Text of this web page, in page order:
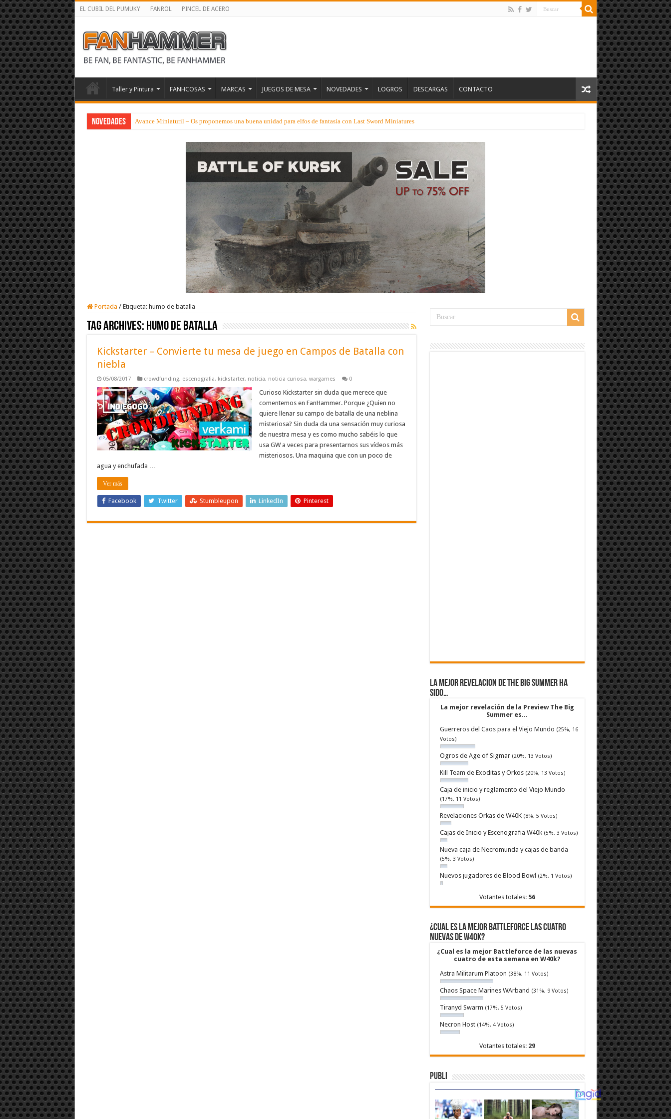
EL CUBIL DEL PUMUKY FANROL PINCEL DE ACERO
Taller y Pintura FANHCOSAS MARCAS JUEGOS DE MESA NOVEDADES LOGROS DESCARGAS CONTACTO
NOVEDADES Avance Miniaturil – Os proponemos una buena unidad para elfos de fantasía con Last Sword Miniatures
Portada / Etiqueta: humo de batalla
Tag Archives: humo de batalla
Kickstarter – Convierte tu mesa de juego en Campos de Batalla con
niebla
05/08/2017 crowdfunding, escenografia, kickstarter, noticia, noticia curiosa, wargames 0
Curioso Kickstarter sin duda que merece que
comentemos en FanHammer. Porque ¿Quien no
quiere llenar su campo de batalla de una neblina
misteriosa? Sin duda da una sensación muy curiosa
de nuestra mesa y es como mucho sabéis lo que
usa GW a veces para presentarnos sus vídeos más
misteriosos. Una maquina que con un poco de
agua y enchufada …
Ver más
Facebook Twitter Stumbleupon LinkedIn Pinterest
La mejor revelacion de The Big Summer ha
sido…
La mejor revelación de la Preview The Big
Summer es...
Guerreros del Caos para el Viejo Mundo (25%, 16
Votos)
Ogros de Age of Sigmar (20%, 13 Votos)
Kill Team de Exoditas y Orkos (20%, 13 Votos)
Caja de inicio y reglamento del Viejo Mundo
(17%, 11 Votos)
Revelaciones Orkas de W40K (8%, 5 Votos)
Cajas de Inicio y Escenografia W40k (5%, 3 Votos)
Nueva caja de Necromunda y cajas de banda
(5%, 3 Votos)
Nuevos jugadores de Blood Bowl (2%, 1 Votos)
Votantes totales: 56
¿Cual es la mejor Battleforce las cuatro
nuevas de W40k?
¿Cual es la mejor Battleforce de las nuevas
cuatro de esta semana en W40k?
Astra Militarum Platoon (38%, 11 Votos)
Chaos Space Marines WArband (31%, 9 Votos)
Tiranyd Swarm (17%, 5 Votos)
Necron Host (14%, 4 Votos)
Votantes totales: 29
Publi